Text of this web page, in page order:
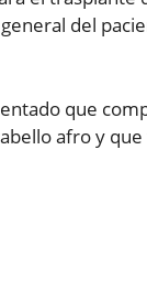
del
que
afro y